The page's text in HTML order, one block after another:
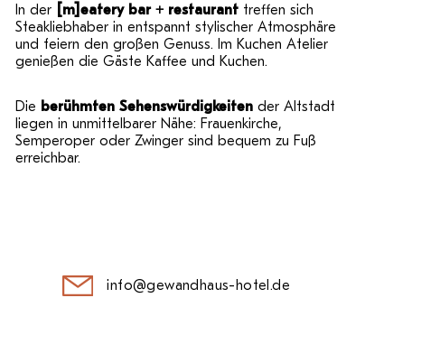
In der [m]eatery bar + restaurant treffen sich
Steakliebhaber in entspannt stylischer Atmosphäre
und feiern den großen Genuss. Im Kuchen Atelier
genießen die Gäste Kaffee und Kuchen.
Die berühmten Sehenswürdigkeiten der Altstadt
liegen in unmittelbarer Nähe: Frauenkirche,
Semperoper oder Zwinger sind bequem zu Fuß
erreichbar.
info@gewandhaus-hotel.de